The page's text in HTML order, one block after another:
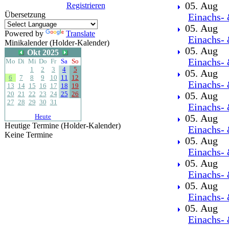
Registrieren
Übersetzung
Powered by
Translate
Minikalender (Holder-Kalender)
Okt 2025
Mo Di Mi Do Fr Sa So
1
2 3 4
5
6
7 8 9 10 11 12
13 14 15 16 17 18 19
20 21 22 23 24 25 26
27 28 29 30 31
Heute
Heutige Termine (Holder-Kalender)
Keine Termine
05. Aug
Einachs-
05. Aug
Einachs-
05. Aug
Einachs-
05. Aug
Einachs-
05. Aug
Einachs-
05. Aug
Einachs-
05. Aug
Einachs-
05. Aug
Einachs-
05. Aug
Einachs-
05. Aug
Einachs-